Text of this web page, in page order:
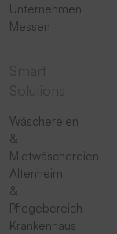
Unternehmen
Messen
Wäschereien
&
Mietwäschereien
Altenheim
&
Pflegebereich
Krankenhaus